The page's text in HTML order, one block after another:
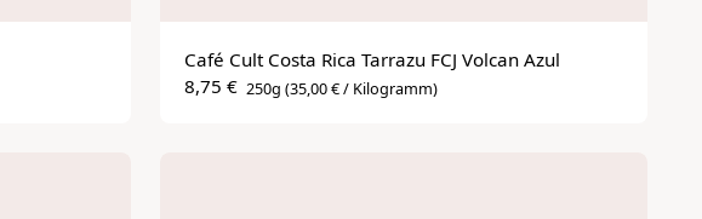
Café Cult Costa Rica Tarrazu FCJ Volcan Azul
8,75 € 250g (35,00 € / Kilogramm)